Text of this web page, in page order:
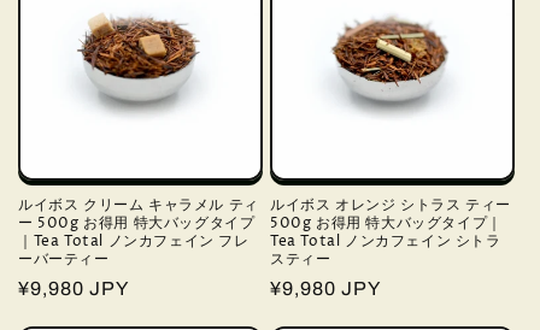
ルイボス クリーム キャラメル ティ
ー 500g お得用 特大バッグタイプ
｜Tea Total ノンカフェイン フレ
ーバーティー
通
¥9,980 JPY
ルイボス オレンジ シトラス ティー
500g お得用 特大バッグタイプ｜
Tea Total ノンカフェイン シトラ
スティー
通
¥9,980 JPY